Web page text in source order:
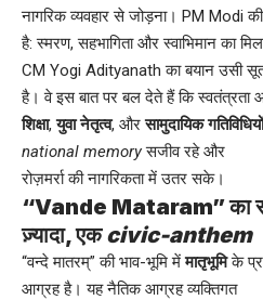
नागरिक व्यवहार से जोड़ना। PM Modi
है: स्मरण, सहभागिता और स्वाभिमान का
CM Yogi Adityanath का बयान उसी
है। वे इस बात पर बल देते हैं कि स्वतंत्रता
शिक्षा,युवा नेतृत्व, औरसामुदायिक गतिविधियों
national memoryसजीव रहे और
रोज़मर्रा की नागरिकता में उतर सके।
“Vande Mataram” का
ज़्यादा, एकcivic-anthem
“वन्दे मातरम्” की भाव-भूमि मेंमातृभूमिके
आग्रह है। यह नैतिक आग्रह व्यक्तिगत